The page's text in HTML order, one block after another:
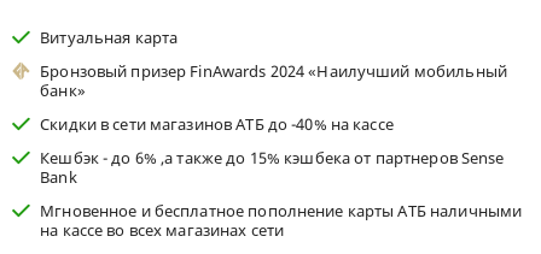
Витуальная карта
Бронзовый призер FinAwards 2024 «Наилучший мобильный
банк»
Скидки в сети магазинов АТБ до -40% на кассе
Кешбэк - до 6% ,а также до 15% кэшбека от партнеров Sense
Bank
Мгновенное и бесплатное пополнение карты АТБ наличными
на кассе во всех магазинах сети